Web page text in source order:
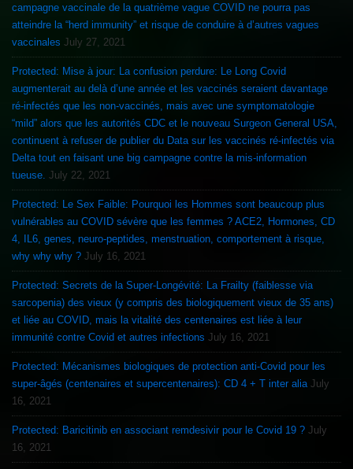
campagne vaccinale de la quatrième vague COVID ne pourra pas
atteindre la “herd immunity” et risque de conduire à d’autres vagues
vaccinales July 27, 2021
Protected: Mise à jour: La confusion perdure: Le Long Covid
augmenterait au delà d’une année et les vaccinés seraient davantage
ré-infectés que les non-vaccinés, mais avec une symptomatologie
“mild” alors que les autorités CDC et le nouveau Surgeon General USA,
continuent à refuser de publier du Data sur les vaccinés ré-infectés via
Delta tout en faisant une big campagne contre la mis-information
tueuse. July 22, 2021
Protected: Le Sex Faible: Pourquoi les Hommes sont beaucoup plus
vulnérables au COVID sévère que les femmes ? ACE2, Hormones, CD
4, IL6, genes, neuro-peptides, menstruation, comportement à risque,
why why why ? July 16, 2021
Protected: Secrets de la Super-Longévité: La Frailty (faiblesse via
sarcopenia) des vieux (y compris des biologiquement vieux de 35 ans)
et liée au COVID, mais la vitalité des centenaires est liée à leur
immunité contre Covid et autres infections July 16, 2021
Protected: Mécanismes biologiques de protection anti-Covid pour les
super-âgés (centenaires et supercentenaires): CD 4 + T inter alia July
16, 2021
Protected: Baricitinib en associant remdesivir pour le Covid 19 ? July
16, 2021